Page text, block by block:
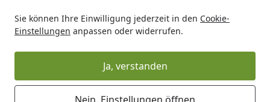
Sie können Ihre Einwilligung jederzeit in den Cookie-
Einstellungen anpassen oder widerrufen.
Ja, verstanden